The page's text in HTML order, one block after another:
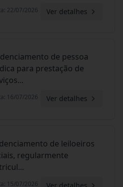
: 22/07/2026 Ver detalhes
de pessoa
para prestação de
...
: 16/07/2026 Ver detalhes
de leiloeiros
regularmente
...
: 15/07/2026